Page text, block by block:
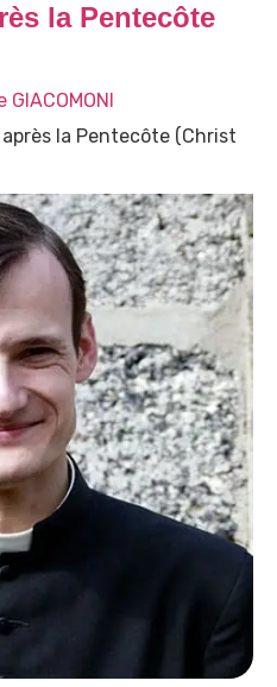
la Pentecôte
la Pentecôte (Christ